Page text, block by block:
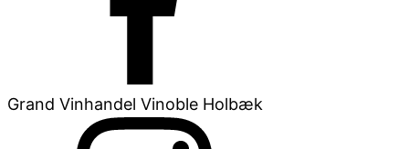
Grand Vinhandel Vinoble Holbæk